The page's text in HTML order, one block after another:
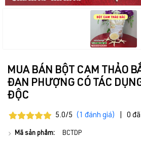
MUA BÁN BỘT CAM THẢO
ĐAN PHƯỢNG CÓ TÁC
ĐỘC
5.0/5 (1 đánh giá) 0
Mã sản phẩm: BCTDP